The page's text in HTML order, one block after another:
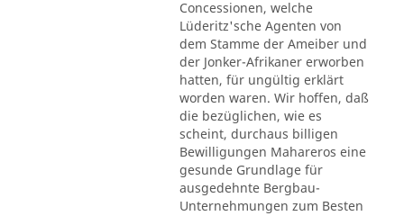
Concessionen, welche
Lüderitz'sche Agenten von
dem Stamme der Ameiber und
der Jonker-Afrikaner erworben
hatten, für ungültig erklärt
worden waren. Wir hoffen, daß
die bezüglichen, wie es
scheint, durchaus billigen
Bewilligungen Mahareros eine
gesunde Grundlage für
ausgedehnte Bergbau-
Unternehmungen zum Besten